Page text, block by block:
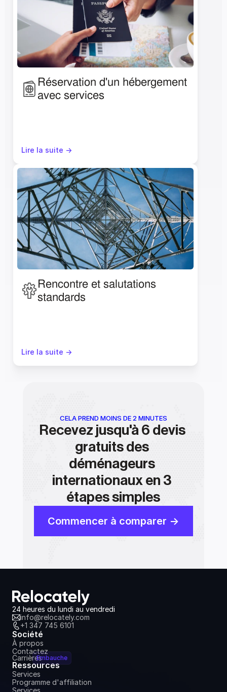
Réservation d'un hébergement
avec services
Lire la suite ->
Rencontre et salutations
standards
Lire la suite ->
CELA PREND MOINS DE 2 MINUTES
Recevez jusqu'à 6 devis
gratuits des
déménageurs
internationaux en 3
étapes simples
Commencer à comparer ->
24 heures du lundi au vendredi
info@relocately.com
+1 347 745 6101
Société
À propos
Contactez
CarrièresEmbauche
Ressources
Services
Programme d'affiliation
Services